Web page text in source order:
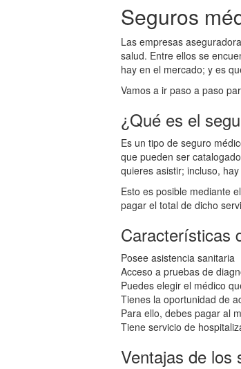
Seguros
Las empresas
salud. Entre ellos se
hay en el mercado; y es
Vamos a ir paso a paso
¿Qué es el
Es un tipo de seguro
que pueden ser
quieres asistir; incluso,
Esto es posible mediante
pagar el total de dicho
Características
Posee asistencia sanitaria
Acceso a pruebas de
Puedes elegir el médico
Tienes la oportunidad de
Para ello, debes pagar al
Tiene servicio de
Ventajas de los